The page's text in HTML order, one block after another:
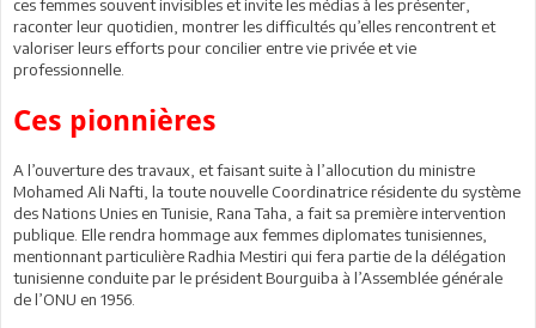
ces femmes souvent invisibles et invite les médias à les présenter,
raconter leur quotidien, montrer les difficultés qu’elles rencontrent et
valoriser leurs efforts pour concilier entre vie privée et vie
professionnelle.
Ces pionnières
A l’ouverture des travaux, et faisant suite à l’allocution du ministre
Mohamed Ali Nafti, la toute nouvelle Coordinatrice résidente du système
des Nations Unies en Tunisie, Rana Taha, a fait sa première intervention
publique. Elle rendra hommage aux femmes diplomates tunisiennes,
mentionnant particulière Radhia Mestiri qui fera partie de la délégation
tunisienne conduite par le président Bourguiba à l’Assemblée générale
de l’ONU en 1956.